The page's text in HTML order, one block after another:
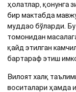
ҳолатлар, қонунга
бир мактабда
муддао бўларди.
томонидан
қайд этилган
бартараф этиш
Вилоят халқ
воситалари ҳамда